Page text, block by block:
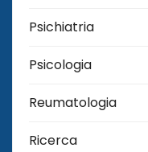
Psichiatria
Psicologia
Reumatologia
Ricerca